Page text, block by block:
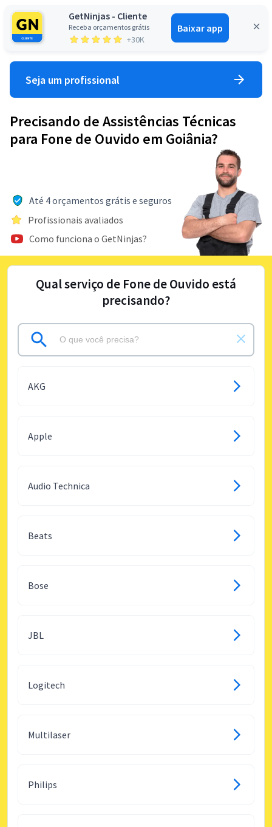
GetNinjas - Cliente
Receba orçamentos grátis
+30K
Baixar app
Entrar
Seja um profissional
Precisando de Assistências Técnicas
para Fone de Ouvido em Goiânia?
Até 4 orçamentos grátis e seguros
Profissionais avaliados
Como funciona o GetNinjas?
Qual serviço de Fone de Ouvido está
precisando?
AKG
Apple
Audio Technica
Beats
Bose
JBL
Logitech
Multilaser
Philips